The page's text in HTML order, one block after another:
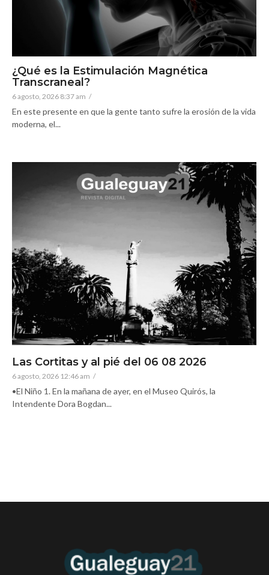
¿Qué es la Estimulación Magnética
Transcraneal?
6 agosto, 2026 8:37 am /
En este presente en que la gente tanto sufre la erosión de la vida
moderna, el...
Las Cortitas y al pié del 06 08 2026
6 agosto, 2026 12:46 am /
•El Niño 1. En la mañana de ayer, en el Museo Quirós, la
Intendente Dora Bogdan...